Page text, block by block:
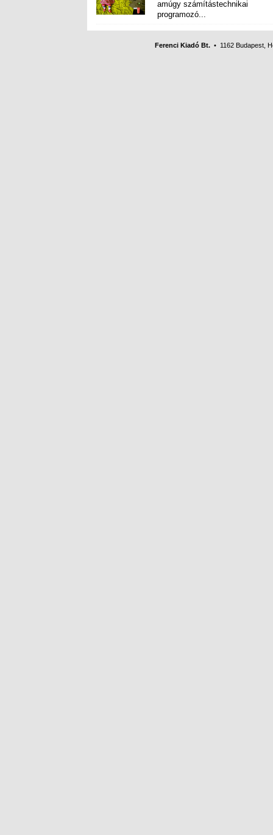
programozó...
Ferenci Kiadó Bt. • 1162 Budapest,